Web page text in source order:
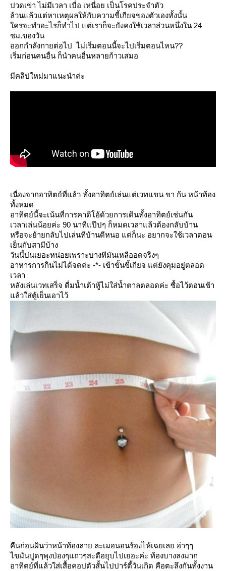
ปวดเข่า ไม่มีเวลา เบื่อ เหนื่อย เป็นโรคประจำตัว
ล้วนแล้วแต่หาเหตุผลให้กับความขี้เกียจของตัวเองทั้งนั้น
ครจะทำอะไรก็ทำไป แต่เราก็จะยังคงใช้เวลาส่วนหนึ่งใน 24
ชม.ของวัน
ออกกำลังกายต่อไป ไม่เริ่มตอนนี้จะไปเริ่มตอนไหน??
เริ่มก่อนคนอื่น ก็นำคนอื่นหลายก้าวเสมอ
มีคลิปใหม่มาแนะนำค่ะ
เนื่องจากอาทิตย์ที่แล้ว ทั้งอาทิตย์เล่นแต่เวทแขน ขา ก้น หน้าท้อง
ทั้งหมด
อาทิตย์นี้จะเน้นที่การคาดิโอ้ด้วยการเดินทั้งอาทิตย์เช่นกัน
เวลาเล่นน้อยค่ะ 90 นาทีแป๊ปๆ ก็หมดเวลาแล้วต้องกลับบ้าน
หรือจะย้ายกลับไปเล่นทีบ้านดีหนอ แต่ก็นะ อยากจะใช้เวลาตอน
เย็นกับสามีบ้าง
วันนี้บ่นเยอะหน่อยเพราะบางทีมันเหลืออดจริงๆ
อาหารการกินไม่ได้จดค่ะ -*- เข้าขั้นขี้เกียจ แต่ยังคุมอยู่ตลอด
เวลา
หลังเล่นเวทเสร็จ ดื่มน้ำเต้าหู้ไม่ใส่น้ำตาลตลอดค่ะ ซื้อไว้ตอนเช้า
ล้วใส่ตู้เย็นเอาไว้
คืนก่อนฝันว่าหน้าท้องลาย ละเมอนอนร้องไห้เฉยเลย ฮ่าๆๆ
ไขมันปูดๆพุงป่องๆแถวๆสะดือยุบไปเยอะค่ะ ท้องบางลงมาก
อาทิตย์ที่แล้วใส่เสื้อคอปตัวสั้นไปปาร์ตี้วันเกิด คือตะลึงกันทั้งงาน